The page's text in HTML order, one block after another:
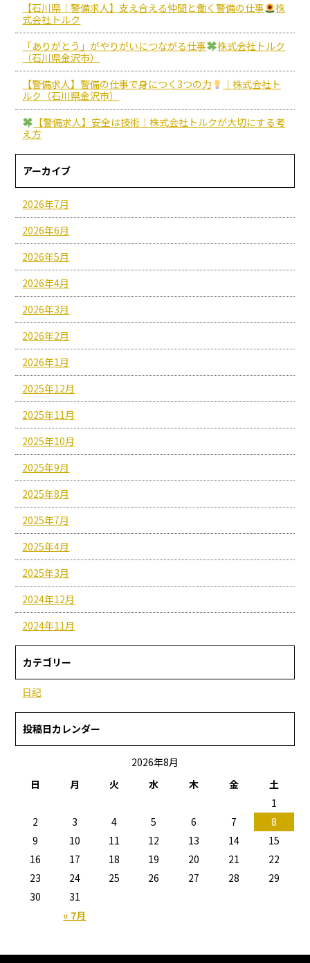
【石川県｜警備求人】支え合える仲間と働く警備の仕事
株
式会社トルク
「ありがとう」がやりがいにつながる仕事
株式会社トルク
（石川県金沢市）
【警備求人】警備の仕事で身につく3つの力
｜株式会社ト
ルク（石川県金沢市）
【警備求人】安全は技術｜株式会社トルクが大切にする考
え方
アーカイブ
2026年7月
2026年6月
2026年5月
2026年4月
2026年3月
2026年2月
2026年1月
2025年12月
2025年11月
2025年10月
2025年9月
2025年8月
2025年7月
2025年4月
2025年3月
2024年12月
2024年11月
カテゴリー
日記
投稿日カレンダー
2026年8月
日
月 火 水 木 金 土
« 7月
1
2
3 4 5 6 7
8
9
10 11 12 13 14
15
16
17 18 19 20 21
22
23
24 25 26 27 28
29
30
31